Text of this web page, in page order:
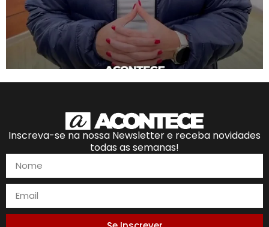
Inscreva-se na nossa Newsletter e receba novidades
todas as semanas!